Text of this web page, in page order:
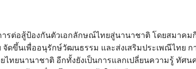
รต่อสู้ป้องกันตัวเอกลักษณ์ไทยสู่นานาชาติ โดยสมาคม
ดขึ้นเพื่ออนุรักษ์วัฒนธรรม และส่งเสริมประเพณีไทย ก
ไทยนานาชาติ อีกทั้งยังเป็นการแลกเปลี่ยนความรู้ ทัศน